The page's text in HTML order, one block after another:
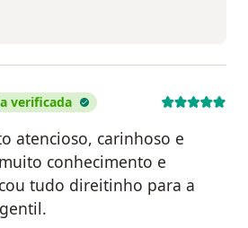
verificada
atencioso, carinhoso e
conhecimento e
tudo direitinho para a